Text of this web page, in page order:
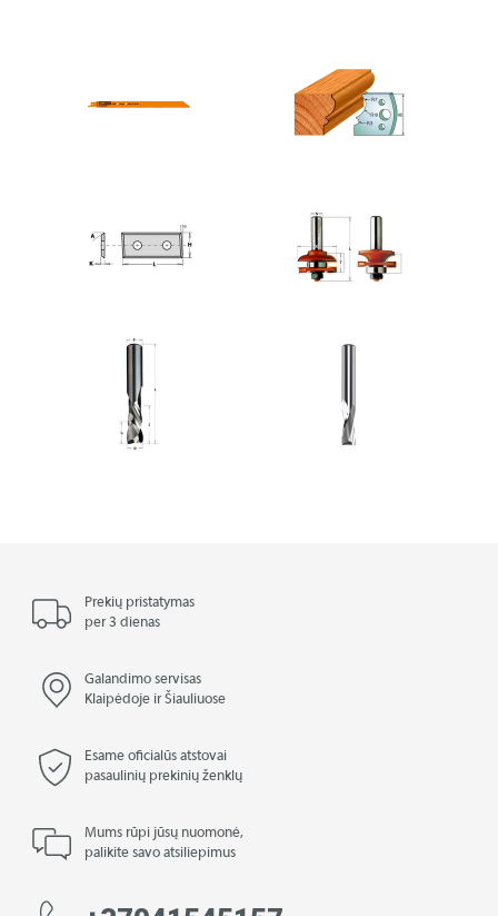
Prekių pristatymas
per 3 dienas
Galandimo servisas
Klaipėdoje ir Šiauliuose
Esame oficialūs atstovai
pasaulinių prekinių ženklų
Mums rūpi jūsų nuomonė,
palikite savo atsiliepimus